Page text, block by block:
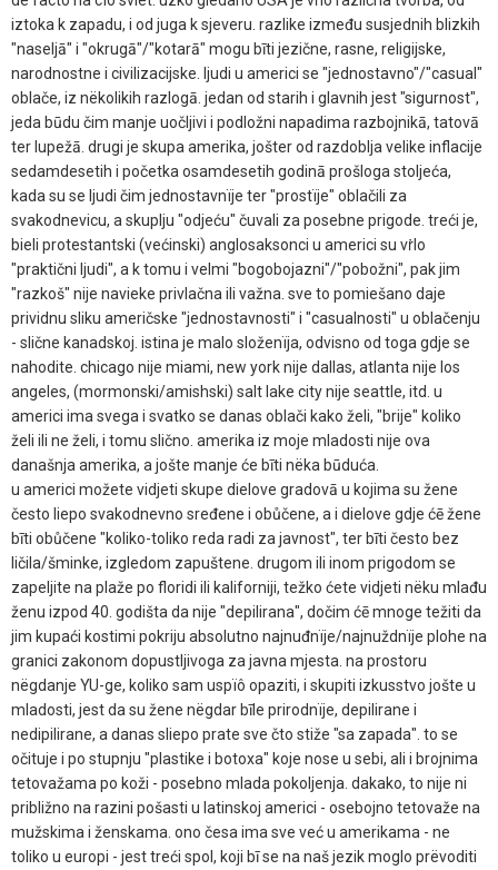
iztoka k zapadu, i od juga k sjeveru. razlike između susjednih blizkih
"naseljā" i "okrugā"/"kotarā" mogu bīti jezične, rasne, religijske,
narodnostne i civilizacijske. ljudi u americi se "jednostavno"/"casual"
oblače, iz nëkolikih razlogā. jedan od starih i glavnih jest "sigurnost",
jeda būdu čim manje uočljivi i podložni napadima razbojnikā, tatovā
ter lupežā. drugi je skupa amerika, jošter od razdoblja velike inflacije
sedamdesetih i početka osamdesetih godinā prošloga stoljeća,
kada su se ljudi čim jednostavnïje ter "prostïje" oblačili za
svakodnevicu, a skuplju "odjeću" čuvali za posebne prigode. treći je,
bieli protestantski (većinski) anglosaksonci u americi su vṙlo
"praktični ljudi", a k tomu i velmi "bogobojazni"/"pobožni", pak jim
"razkoš" nije navieke privlačna ili važna. sve to pomiešano daje
prividnu sliku američske "jednostavnosti" i "casualnosti" u oblačenju
- slične kanadskoj. istina je malo složenïja, odvisno od toga gdje se
nahodite. chicago nije miami, new york nije dallas, atlanta nije los
angeles, (mormonski/amishski) salt lake city nije seattle, itd. u
americi ima svega i svatko se danas oblači kako želi, "brije" koliko
želi ili ne želi, i tomu slično. amerika iz moje mladosti nije ova
današnja amerika, a jošte manje će bīti nëka būduća.
u americi možete vidjeti skupe dielove gradovā u kojima su žene
često liepo svakodnevno sređene i obůčene, a i dielove gdje ćē žene
bīti obůčene "koliko-toliko reda radi za javnost", ter bīti često bez
ličila/šminke, izgledom zapuštene. drugom ili inom prigodom se
zapeljite na plaže po floridi ili kaliforniji, težko ćete vidjeti nëku mlađu
ženu izpod 40. godišta da nije "depilirana", dočim ćē mnoge težiti da
jim kupaći kostimi pokriju absolutno najnuđnïje/najnuždnïje plohe na
granici zakonom dopustljivoga za javna mjesta. na prostoru
nëgdanje YU-ge, koliko sam uspïô opaziti, i skupiti izkusstvo jošte u
mladosti, jest da su žene nëgdar bīle prirodnïje, depilirane i
nedipilirane, a danas sliepo prate sve čto stiže "sa zapada". to se
očituje i po stupnju "plastike i botoxa" koje nose u sebi, ali i brojnima
tetovažama po koži - posebno mlada pokoljenja. dakako, to nije ni
približno na razini pošasti u latinskoj americi - osebojno tetovaže na
mužskima i ženskama. ono česa ima sve već u amerikama - ne
toliko u europi - jest treći spol, koji bī se na naš jezik moglo prëvoditi